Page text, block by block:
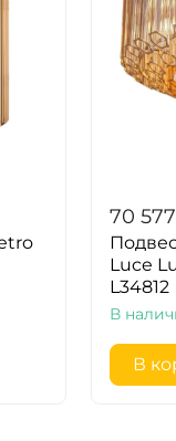
70 577
Luce
L34812
В
В